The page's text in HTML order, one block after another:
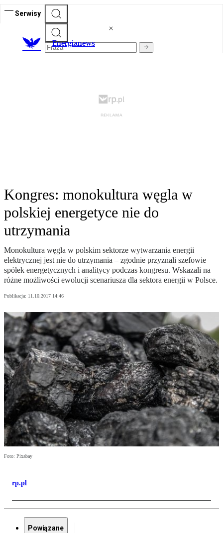
Serwisy
Energianews
Kongres: monokultura węgla w
polskiej energetyce nie do
utrzymania
Monokultura węgla w polskim sektorze wytwarzania energii
elektrycznej jest nie do utrzymania – zgodnie przyznali szefowie
spółek energetycznych i analitycy podczas kongresu. Wskazali na
różne możliwości ewolucji scenariusza dla sektora energii w Polsce.
Publikacja: 11.10.2017 14:46
Foto: Pixabay
rp.pl
Powiązane